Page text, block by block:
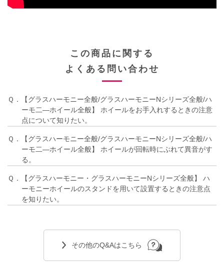
この商品に関する
よくある問い合わせ
Ｑ．【グラスハーモニー全般/グラスハーモニーNシリーズ全般/ハ
ーモ二―ホイール全般】 ホイールをお手入れするときの注意
点について知りたい。
Ｑ．【グラスハーモニー全般/グラスハーモニーNシリーズ全般/ハ
ーモ二―ホイール全般】 ホイールが回転時にぶれて異音がす
る。
Ｑ．【グラスハーモニー・グラスハーモニーNシリーズ全般】 ハ
ーモニーホイールのスタンドを用いて設置するときの注意点
を知りたい。
その他のQ&Aはこちら